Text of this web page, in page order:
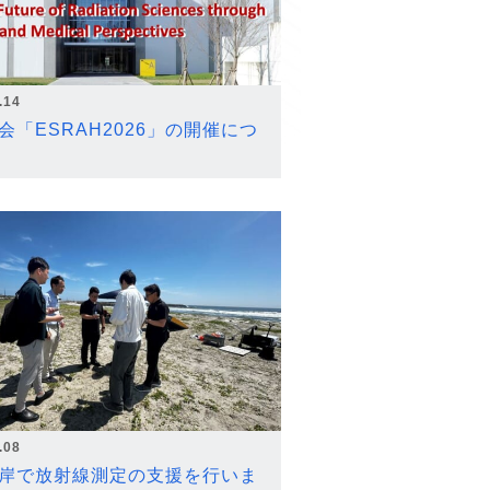
「ESRAH2026」の開催につ
で放射線測定の支援を行いま